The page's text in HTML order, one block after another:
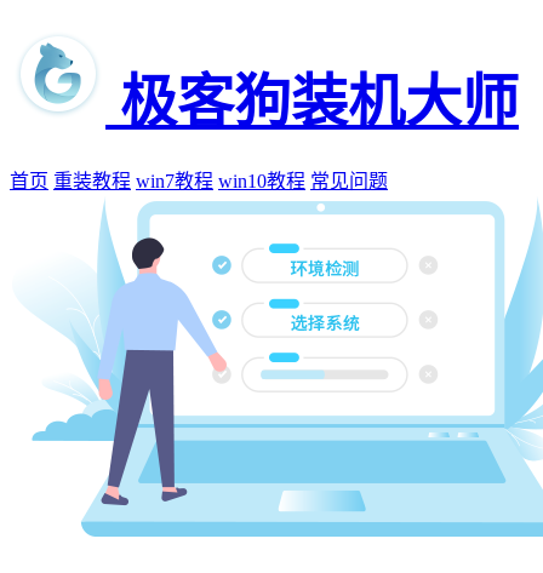
极客狗装机大师
首页 重装教程 win7教程 win10教程 常见问题